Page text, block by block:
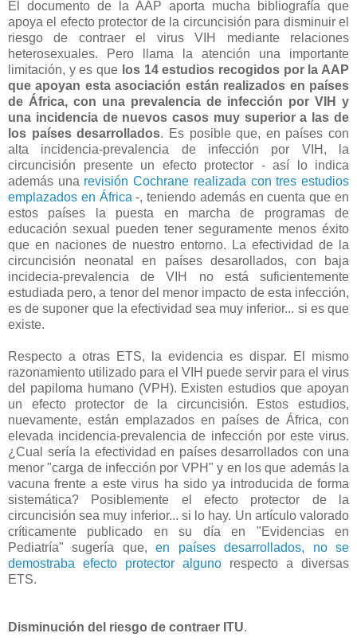
El documento de la AAP aporta mucha bibliografía que
apoya el efecto protector de la circuncisión para disminuir el
riesgo de contraer el virus VIH mediante relaciones
heterosexuales. Pero llama la atención una importante
limitación, y es que los 14 estudios recogidos por la AAP
que apoyan esta asociación están realizados en países
de África, con una prevalencia de infección por VIH y
una incidencia de nuevos casos muy superior a las de
los países desarrollados. Es posible que, en países con
alta incidencia-prevalencia de infección por VIH, la
circuncisión presente un efecto protector - así lo indica
además una revisión Cochrane realizada con tres estudios
emplazados en África-, teniendo además en cuenta que en
estos países la puesta en marcha de programas de
educación sexual pueden tener seguramente menos éxito
que en naciones de nuestro entorno. La efectividad de la
circuncisión neonatal en países desarollados, con baja
incidecia-prevalencia de VIH no está suficientemente
estudiada pero, a tenor del menor impacto de esta infección,
es de suponer que la efectividad sea muy inferior... si es que
existe.
Respecto a otras ETS, la evidencia es dispar. El mismo
razonamiento utilizado para el VIH puede servir para el virus
del papiloma humano (VPH). Existen estudios que apoyan
un efecto protector de la circuncisión. Estos estudios,
nuevamente, están emplazados en países de África, con
elevada incidencia-prevalencia de infección por este virus.
¿Cual sería la efectividad en países desarrollados con una
menor "carga de infección por VPH" y en los que además la
vacuna frente a este virus ha sido ya introducida de forma
sistemática? Posiblemente el efecto protector de la
circuncisión sea muy inferior... si lo hay. Un artículo valorado
críticamente publicado en su día en "Evidencias en
Pediatría" sugería que,en países desarrollados, no se
demostraba efecto protector alguno respecto a diversas
ETS.
Disminución del riesgo de contraer ITU.